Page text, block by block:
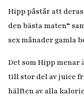
Hipp påstår att
den bästa maten”
sex månader gamla
Det som Hipp
till stor del av juice
hälften av alla